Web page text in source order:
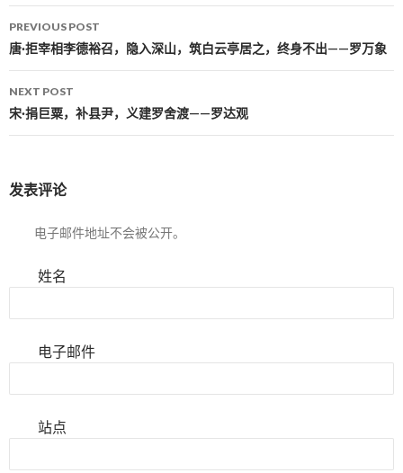
Post navigation
PREVIOUS POST
唐·拒宰相李德裕召，隐入深山，筑白云亭居之，终身不出——罗万象
NEXT POST
宋·捐巨粟，补县尹，义建罗舍渡——罗达观
发表评论
电子邮件地址不会被公开。
姓名
电子邮件
站点